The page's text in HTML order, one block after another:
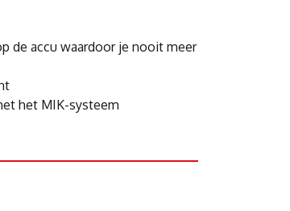
de accu waardoor je nooit meer
het MIK-systeem